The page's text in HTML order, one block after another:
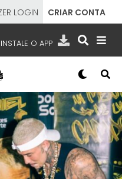
LOGIN CRIAR CONTA
INSTALE O APP
APP TV SBT
TELEVISÃO